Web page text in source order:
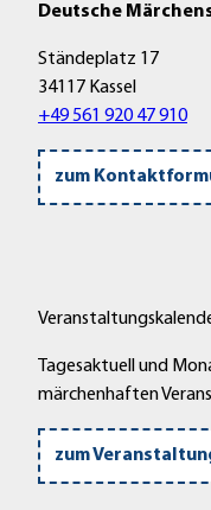
Deutsche
Ständeplatz 17
34117 Kassel
+49 561 920 47 910
zum
Tagesaktuell und
märchenhaften
zum